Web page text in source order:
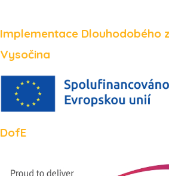
Implementace Dlouhodobého
Vysočina
DofE